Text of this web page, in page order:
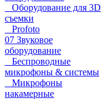
Оборудование для 3D
съемки
Profoto
07 Звуковое
оборудование
Беспроводные
микрофоны & системы
Микрофоны
накамерные